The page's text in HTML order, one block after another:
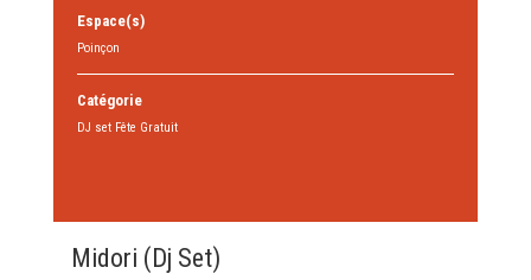
Espace(s)
Poinçon
Catégorie
DJ set Fête Gratuit
Midori (Dj Set)